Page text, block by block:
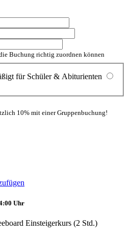
Buchung richtig zuordnen können
für Schüler & Abiturienten
10% mit einer Gruppenbuchung!
Uhr
Einsteigerkurs (2 Std.)